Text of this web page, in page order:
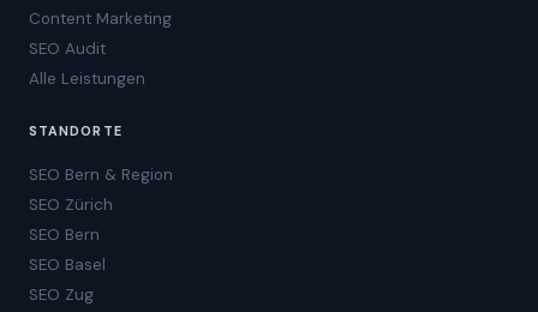
Content Marketing
SEO Audit
Alle Leistungen
STANDORTE
SEO Bern & Region
SEO Zürich
SEO Bern
SEO Basel
SEO Zug